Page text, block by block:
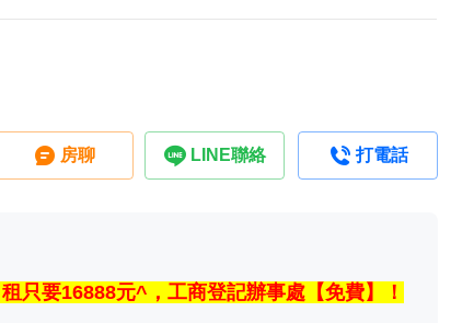
房聊 LINE聯絡 打電話
只要16888元^，工商登記辦事處【免費】！